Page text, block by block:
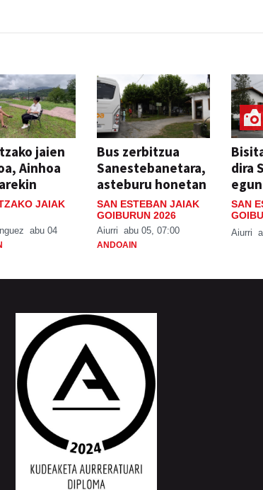
jaien
Ainhoa
JAIAK
abu 04
Bus zerbitzua
Sanestebanetara,
asteburu honetan
SAN ESTEBAN JAIAK
GOIBURUN 2026
Aiurri abu 05, 07:00
ANDOAIN
dira
SAN
Aiurri